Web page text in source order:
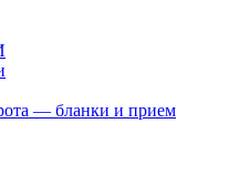
— бланки и прием